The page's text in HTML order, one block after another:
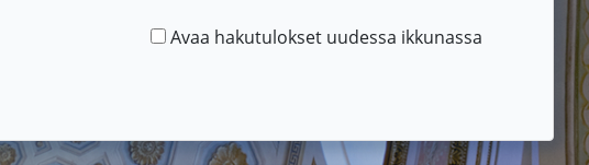
Avaa hakutulokset uudessa ikkunassa